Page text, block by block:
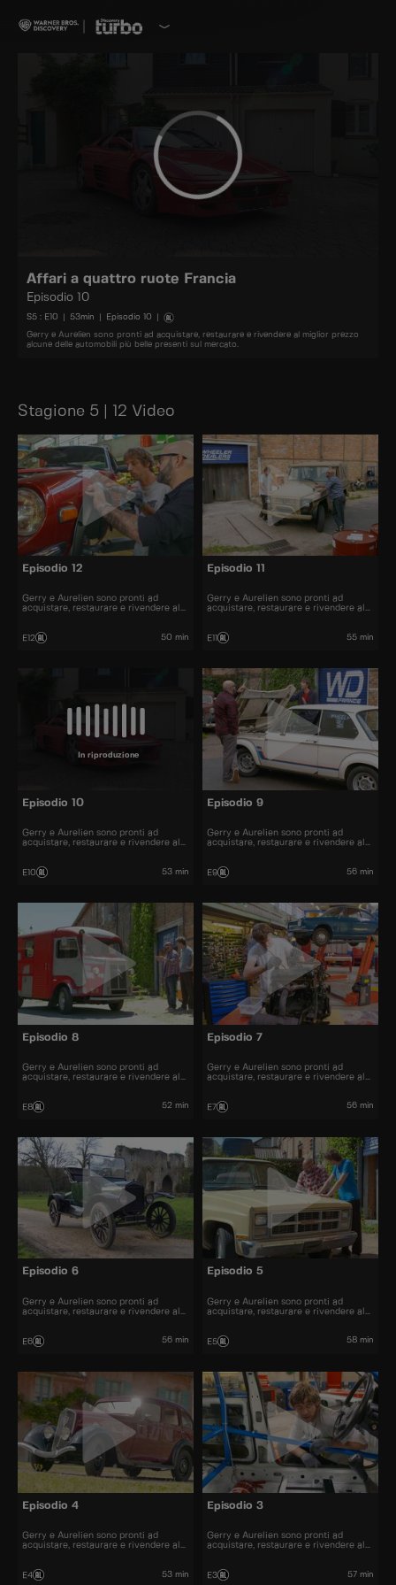
Affari a quattro ruote Francia
Episodio 10
S5 : E10 53min Episodio 10
Gerry e Aurelien sono pronti ad acquistare, restaurare e rivendere al miglior prezzo
alcune delle automobili più belle presenti sul mercato.
Stagione 5 | 12 Video
Episodio 12
Gerry e Aurelien sono pronti ad
acquistare, restaurare e rivendere al
E12 50 min
Episodio 11
Gerry e Aurelien sono pronti ad
acquistare, restaurare e rivendere al
E11 55 min
In riproduzione
Episodio 10
Gerry e Aurelien sono pronti ad
acquistare, restaurare e rivendere al
E10 53 min
Episodio 9
Gerry e Aurelien sono pronti ad
acquistare, restaurare e rivendere al
E9 56 min
Episodio 8
Gerry e Aurelien sono pronti ad
acquistare, restaurare e rivendere al
E8 52 min
Episodio 7
Gerry e Aurelien sono pronti ad
acquistare, restaurare e rivendere al
E7 56 min
Episodio 6
Gerry e Aurelien sono pronti ad
acquistare, restaurare e rivendere al
E6 56 min
Episodio 5
Gerry e Aurelien sono pronti ad
acquistare, restaurare e rivendere al
E5 58 min
Episodio 4
Gerry e Aurelien sono pronti ad
acquistare, restaurare e rivendere al
E4 53 min
Episodio 3
Gerry e Aurelien sono pronti ad
acquistare, restaurare e rivendere al
E3 57 min